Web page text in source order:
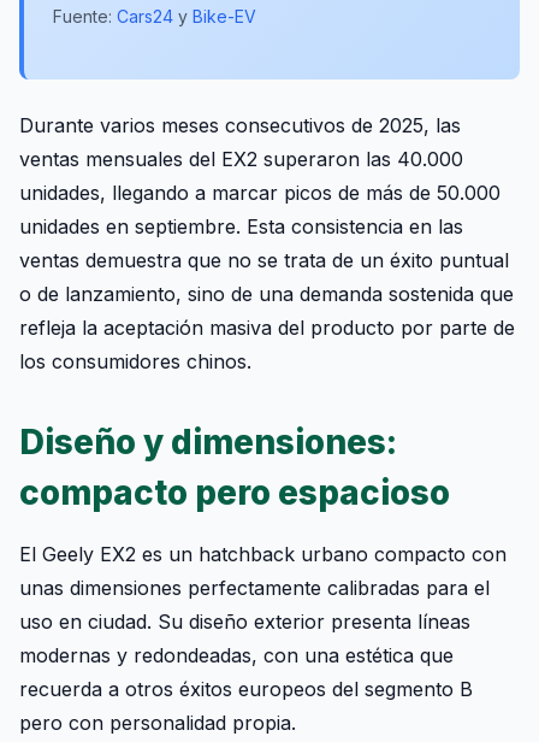
Fuente: Cars24 y Bike-EV
Durante varios meses consecutivos de 2025, las
ventas mensuales del EX2 superaron las 40.000
unidades, llegando a marcar picos de más de 50.000
unidades en septiembre. Esta consistencia en las
ventas demuestra que no se trata de un éxito puntual
o de lanzamiento, sino de una demanda sostenida que
refleja la aceptación masiva del producto por parte de
los consumidores chinos.
Diseño y dimensiones:
compacto pero espacioso
El Geely EX2 es un hatchback urbano compacto con
unas dimensiones perfectamente calibradas para el
uso en ciudad. Su diseño exterior presenta líneas
modernas y redondeadas, con una estética que
recuerda a otros éxitos europeos del segmento B
pero con personalidad propia.